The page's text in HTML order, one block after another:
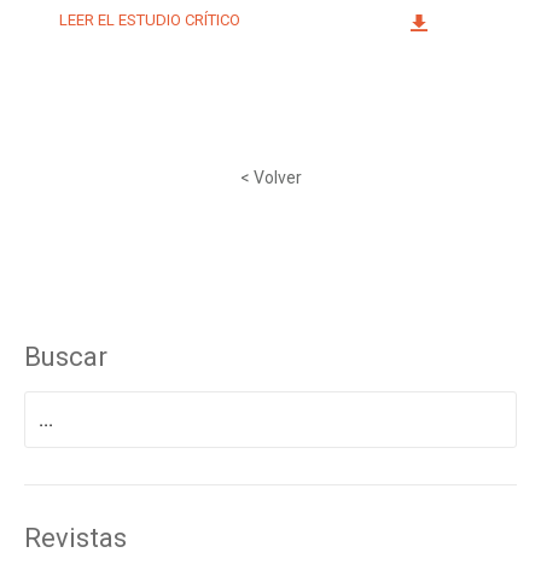
LEER EL ESTUDIO CRÍTICO
< Volver
Buscar
Revistas